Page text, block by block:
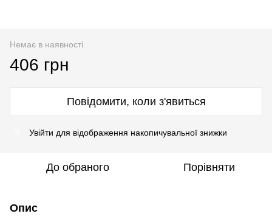
Немає в наявності
406 грн
Повідомити, коли з'явиться
Увійти для відображення накопичувальної знижки
До обраного Порівняти
Опис